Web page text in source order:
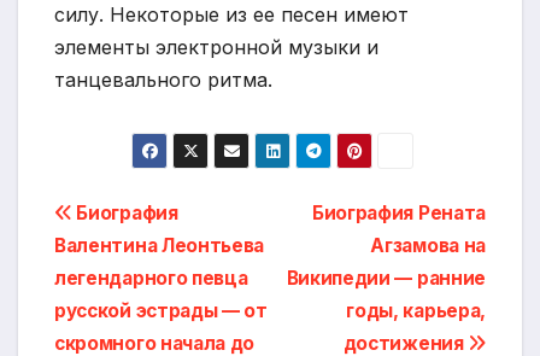
силу. Некоторые из ее песен имеют
элементы электронной музыки и
танцевального ритма.
Навигация
по
записям
Биография Рената
Агзамова на
Википедии — ранние
годы, карьера,
достижения
Биография
Валентина Леонтьева
легендарного певца
русской эстрады — от
скромного начала до